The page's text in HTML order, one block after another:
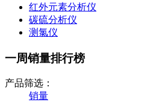
红外元素分析仪
碳硫分析仪
测氯仪
一周销量排行榜
产品筛选：
销量